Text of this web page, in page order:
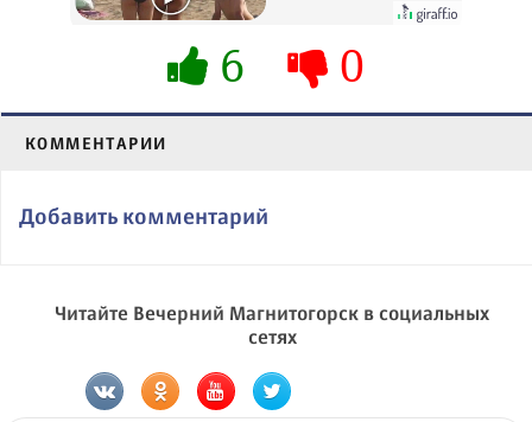
их не видят...
6 0
КОММЕНТАРИИ
Добавить комментарий
Читайте Вечерний Магнитогорск в социальных
сетях